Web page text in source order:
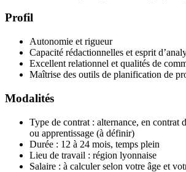
Profil
Autonomie et rigueur
Capacité rédactionnelles et esprit
Excellent relationnel et qualités de
Maîtrise des outils de planification de
Modalités
Type de contrat : alternance, en contrat
ou apprentissage (à définir)
Durée : 12 à 24 mois, temps plein
Lieu de travail : région lyonnaise
Salaire : à calculer selon votre âge et